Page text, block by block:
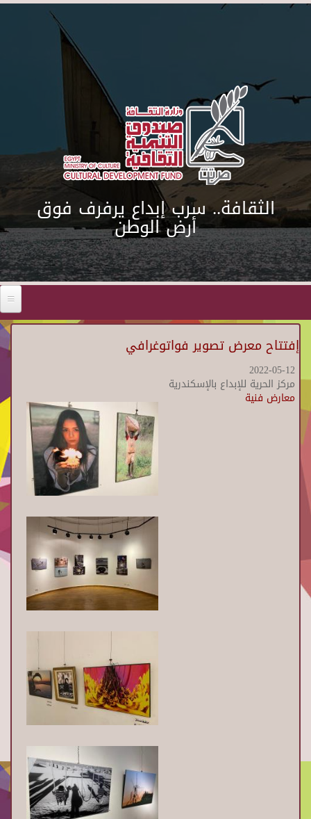
Skip to main content
الثقافة.. سرب إبداع يرفرف فوق
أرض الوطن
إفتتاح معرض تصوير فواتوغرافي
2022-05-12
مركز الحرية للإبداع بالإسكندرية
معارض فنية